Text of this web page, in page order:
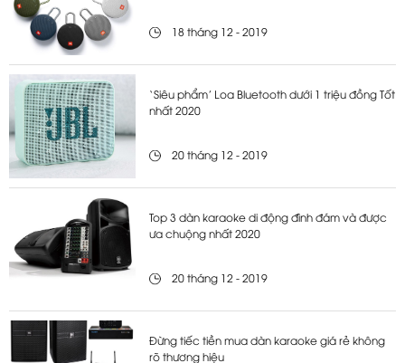
18 tháng 12 - 2019
‘Siêu phẩm’ Loa Bluetooth dưới 1 triệu đồng Tốt
nhất 2020
20 tháng 12 - 2019
Top 3 dàn karaoke di động đình đám và được
ưa chuộng nhất 2020
20 tháng 12 - 2019
Đừng tiếc tiền mua dàn karaoke giá rẻ không
rõ thương hiệu